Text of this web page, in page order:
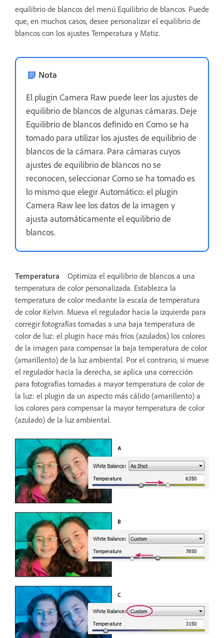
equilibrio de blancos del menú Equilibrio de blancos. Puede
que, en muchos casos, desee personalizar el equilibrio de
blancos con los ajustes Temperatura y Matiz.
Nota
El plugin Camera Raw puede leer los ajustes de
equilibrio de blancos de algunas cámaras. Deje
Equilibrio de blancos definido en Como se ha
tomado para utilizar los ajustes de equilibrio de
blancos de la cámara. Para cámaras cuyos
ajustes de equilibrio de blancos no se
reconocen, seleccionar Como se ha tomado es
lo mismo que elegir Automático: el plugin
Camera Raw lee los datos de la imagen y
ajusta automáticamente el equilibrio de
blancos.
Temperatura
Optimiza el equilibrio de blancos a una
temperatura de color personalizada. Establezca la
temperatura de color mediante la escala de temperatura
de color Kelvin. Mueva el regulador hacia la izquierda para
corregir fotografías tomadas a una baja temperatura de
color de luz: el plugin hace más fríos (azulados) los colores
de la imagen para compensar la baja temperatura de color
(amarillento) de la luz ambiental. Por el contrario, si mueve
el regulador hacia la derecha, se aplica una corrección
para fotografías tomadas a mayor temperatura de color de
la luz: el plugin da un aspecto más cálido (amarillento) a
los colores para compensar la mayor temperatura de color
(azulado) de la luz ambiental.